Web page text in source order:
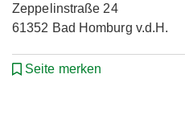
Zeppelinstraße 24
61352 Bad Homburg v.d.H.
Seite merken